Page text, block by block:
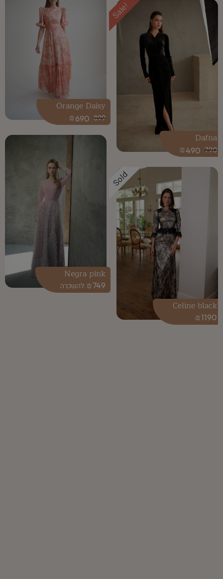
Sale!
790
490
₪
Dafna
899
690
₪
Orange Daisy
Sold
1190
₪
Celine black
749
₪
Negra pink